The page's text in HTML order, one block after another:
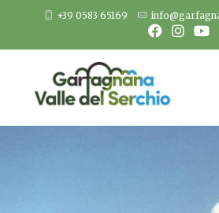
+39 0583 65169